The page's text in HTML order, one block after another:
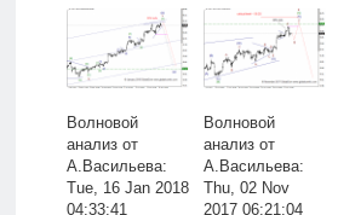
Волновой
анализ от
А.Васильева:
Tue, 16 Jan 2018
04:33:41
Волновой
анализ от
А.Васильева:
Thu, 02 Nov
2017 06:21:04